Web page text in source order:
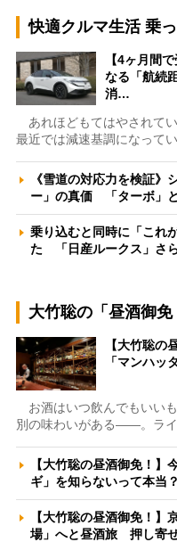
快適クルマ生活 乗
【4ヶ月間
なる「航続
消…
あれほどもてはやされてい
最近では減速基調になって
《雪道の対応力を検証》
ー」の真価 「ターボ」
乗り込むと同時に「これ
た 「日産ルークス」さ
大竹聡の「昼酒御免
【大竹聡の
「マンハ
お酒はいつ飲んでもいい
別の味わいがある――。ラ
【大竹聡の昼酒御免！】
ギ」を知らないって本
【大竹聡の昼酒御免！】
場」へと昼酒旅 押し寄